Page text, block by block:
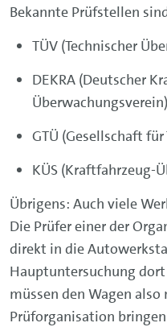
Bekannte Prüfstellen
TÜV (Technischer
DEKRA (Deutscher
Überwachungsverein)
GTÜ (Gesellschaft
KÜS (Kraftfahrzeug-
Übrigens: Auch viele
Die Prüfer einer der
direkt in die
Hauptuntersuchung
müssen den Wagen
Prüforganisation